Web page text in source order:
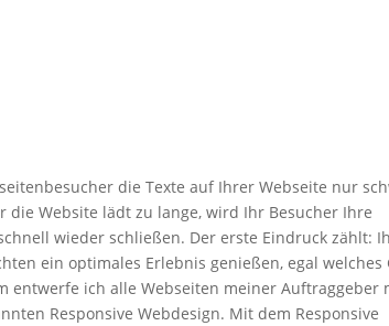
die Texte auf Ihrer Webseite nur
die Website lädt zu lange, wird Ihr Besucher Ihre
wieder schließen. Der erste Eindruck zählt:
ein optimales Erlebnis genießen, egal welches
entwerfe ich alle Webseiten meiner Auftraggeber
Responsive Webdesign. Mit dem Responsive